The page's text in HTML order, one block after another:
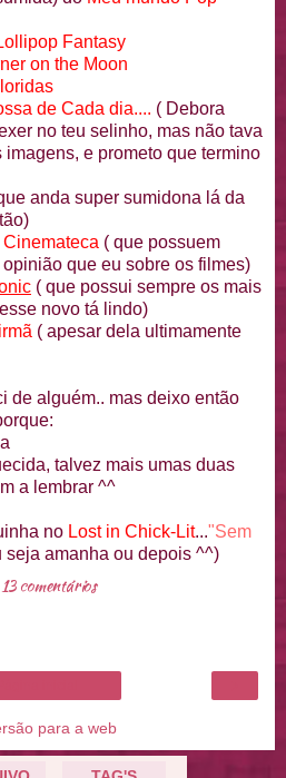
Fantasy
on the Moon
de Cada dia.... ( Debora
no teu selinho, mas não tava
e prometo que termino
anda super sumidona lá da
Cinemateca ( que possuem
opinião que eu sobre os filmes)
( que possui sempre os mais
novo tá lindo)
( apesar dela ultimamente
de alguém.. mas deixo então
talvez mais umas duas
a lembrar ^^
no Lost in Chick-Lit..."Sem
seja amanha ou depois ^^)
13 comentários
para a web